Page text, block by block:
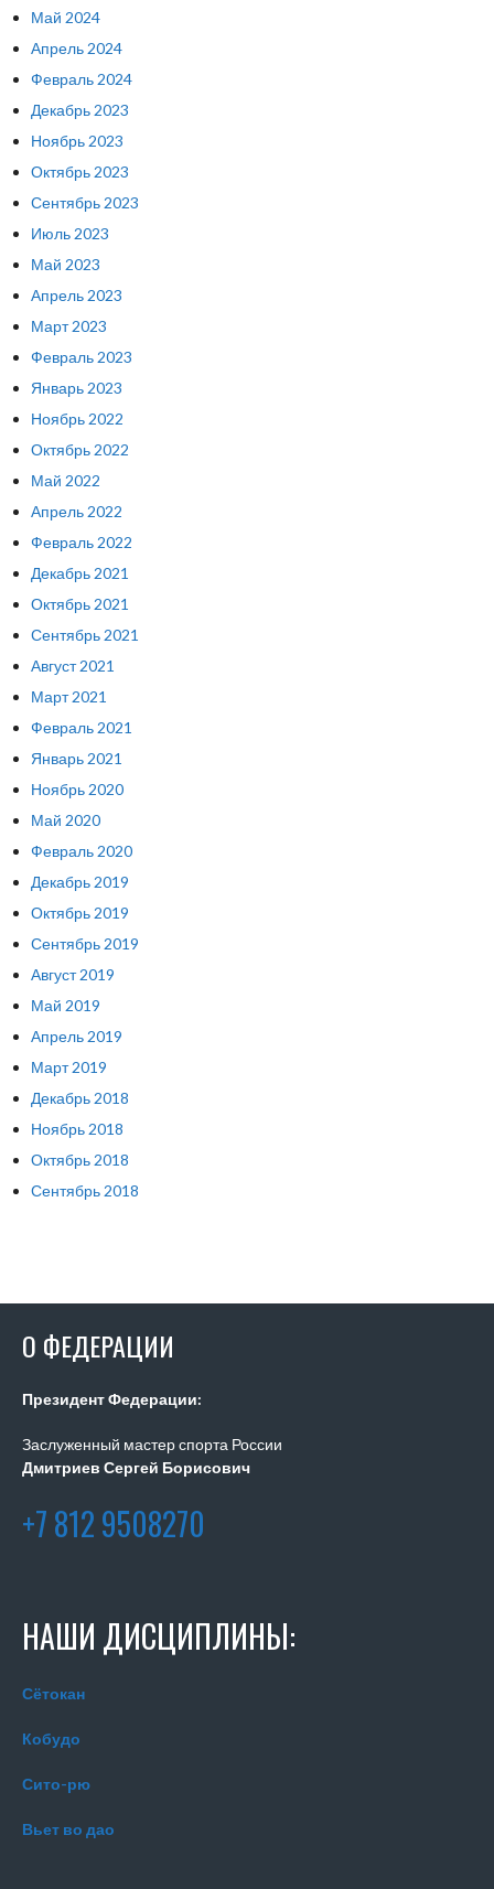
Май 2024
Апрель 2024
Февраль 2024
Декабрь 2023
Ноябрь 2023
Октябрь 2023
Сентябрь 2023
Июль 2023
Май 2023
Апрель 2023
Март 2023
Февраль 2023
Январь 2023
Ноябрь 2022
Октябрь 2022
Май 2022
Апрель 2022
Февраль 2022
Декабрь 2021
Октябрь 2021
Сентябрь 2021
Август 2021
Март 2021
Февраль 2021
Январь 2021
Ноябрь 2020
Май 2020
Февраль 2020
Декабрь 2019
Октябрь 2019
Сентябрь 2019
Август 2019
Май 2019
Апрель 2019
Март 2019
Декабрь 2018
Ноябрь 2018
Октябрь 2018
Сентябрь 2018
О ФЕДЕРАЦИИ
Президент Федерации:
Заслуженный мастер спорта России
Дмитриев Сергей Борисович
+7 812 9508270
НАШИ ДИСЦИПЛИНЫ:
Сётокан
Кобудо
Сито-рю
Вьет во дао